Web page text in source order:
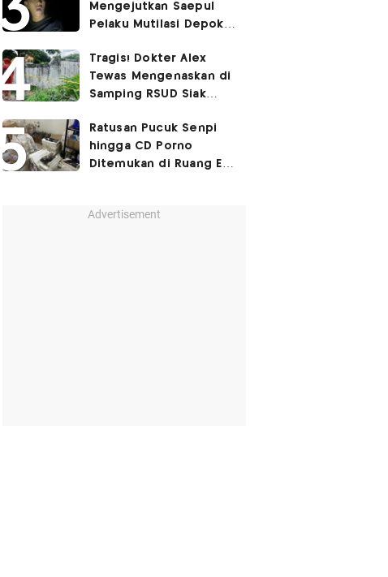
Mengejutkan Saepul
Pelaku Mutilasi Depok:
Korban di Kontrakan
Tragis! Dokter Alex
Tewas Mengenaskan di
Samping RSUD Siak
Rocuronium
Ratusan Pucuk Senpi
hingga CD Porno
Ditemukan di Ruang Eks
Advertisement